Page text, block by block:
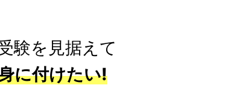
験を見据えて
に付けたい!